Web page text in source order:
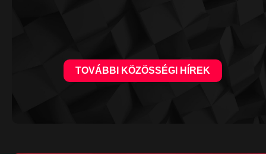
TOVÁBBI KÖZÖSSÉGI HÍREK